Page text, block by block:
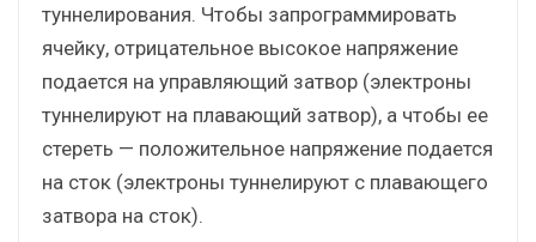
туннелирования. Чтобы запрограммировать
ячейку, отрицательное высокое напряжение
подается на управляющий затвор (электроны
туннелируют на плавающий затвор), а чтобы ее
стереть — положительное напряжение подается
на сток (электроны туннелируют с плавающего
затвора на сток).